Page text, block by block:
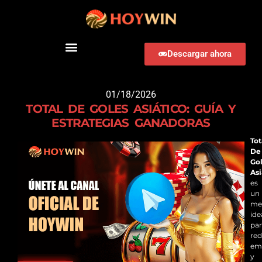
Descargar ahora
01/18/2026
TOTAL DE GOLES ASIÁTICO: GUÍA Y
ESTRATEGIAS GANADORAS
De
es
un
y